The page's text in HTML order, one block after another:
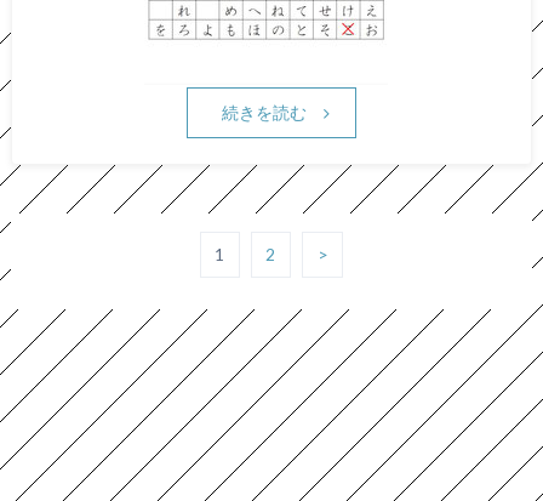
続きを読む
1 2 >